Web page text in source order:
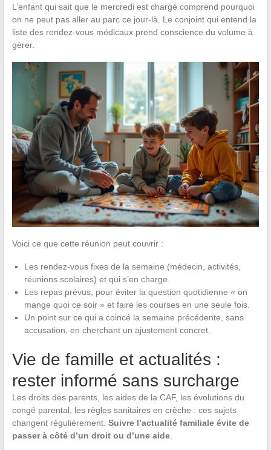
L’enfant qui sait que le mercredi est chargé comprend pourquoi
on ne peut pas aller au parc ce jour-là. Le conjoint qui entend la
liste des rendez-vous médicaux prend conscience du volume à
gérer.
Voici ce que cette réunion peut couvrir :
Les rendez-vous fixes de la semaine (médecin, activités,
réunions scolaires) et qui s’en charge.
Les repas prévus, pour éviter la question quotidienne « on
mange quoi ce soir » et faire les courses en une seule fois.
Un point sur ce qui a coincé la semaine précédente, sans
accusation, en cherchant un ajustement concret.
Vie de famille et actualités :
rester informé sans surcharge
Les droits des parents, les aides de la CAF, les évolutions du
congé parental, les règles sanitaires en crèche : ces sujets
changent régulièrement. Suivre l’actualité familiale évite de
passer à côté d’un droit ou d’une aide.